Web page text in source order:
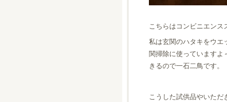
こちらはコンビニエンス
私は玄関のハタキをウエ
関掃除に使っていますよ
きるので一石二鳥です。
こうした試供品やいた